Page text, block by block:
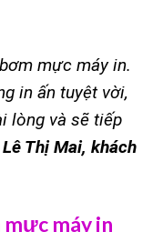
mực máy in.
in ấn tuyệt vời,
lòng và sẽ tiếp
Lê Thị Mai, khách
máy in